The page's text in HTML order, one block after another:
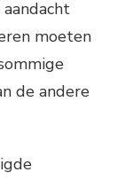
moeten
de andere